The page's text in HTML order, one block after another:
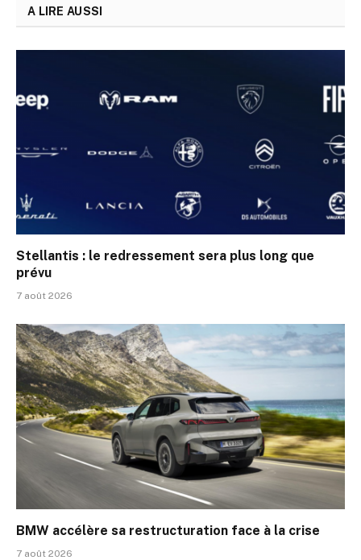
A LIRE AUSSI
Stellantis : le redressement sera plus long que
prévu
7 août 2026
BMW accélère sa restructuration face à la crise
7 août 2026